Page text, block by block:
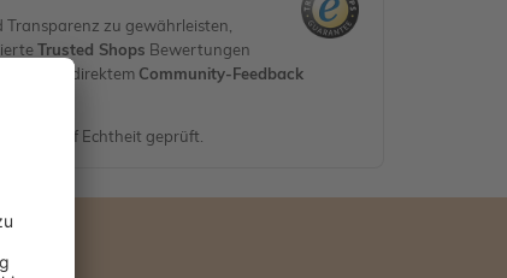
zu gewährleisten,
Trusted Shops Bewertungen
mit direktem Community-Feedback
auf Echtheit geprüft.